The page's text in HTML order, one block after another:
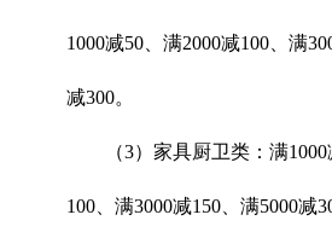
1000减50、满2000减100、满
减300。
（3）家具厨卫类：满
100、满3000减150、满5000减